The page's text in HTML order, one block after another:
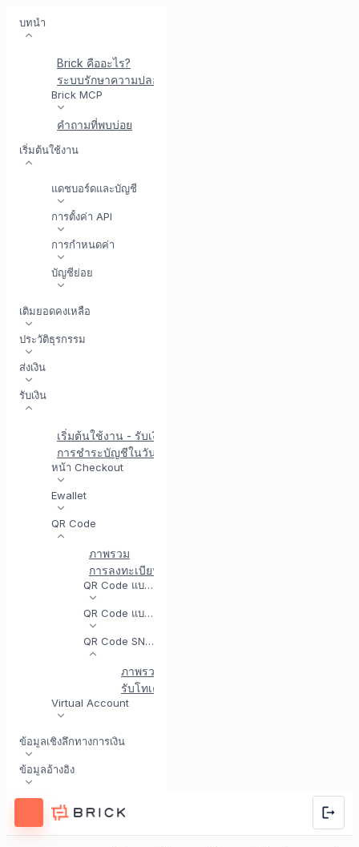
บทนำ
Brick คืออะไร?
ระบบรักษาความปลอดภัยที่ Brick
Brick MCP
คำถามที่พบบ่อย
เริ่มต้นใช้งาน
แดชบอร์ดและบัญชี
การตั้งค่า API
การกำหนดค่า
บัญชีย่อย
เติมยอดคงเหลือ
ประวัติธุรกรรม
ส่งเงิน
รับเงิน
เริ่มต้นใช้งาน - รับเงิน
การชำระบัญชีในวันเดียวกัน
หน้า Checkout
Ewallet
QR Code
ภาพรวม
การลงทะเบียน QR Code
QR Code แบบไดนามิก
QR Code แบบคงที่
QR Code SNAP
ภาพรวม
รับโทเค็นการเข้าถึง (SNAP)
Virtual Account
ข้อมูลเชิงลึกทางการเงิน
ข้อมูลอ้างอิง